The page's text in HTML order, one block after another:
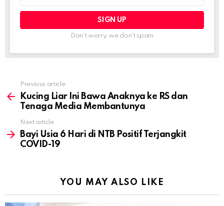
Don't worry, we don't spam
more
Previous article
Kucing Liar Ini Bawa Anaknya ke RS dan
Tenaga Media Membantunya
Next article
Bayi Usia 6 Hari di NTB Positif Terjangkit
COVID-19
YOU MAY ALSO LIKE